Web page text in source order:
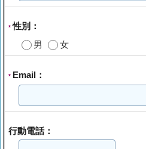
*性別：
男
女
* Email：
行動電話：